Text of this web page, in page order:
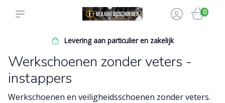
0
Levering aan particulier en zakelijk
Werkschoenen zonder veters -
instappers
Werkschoenen en veiligheidsschoenen zonder veters.